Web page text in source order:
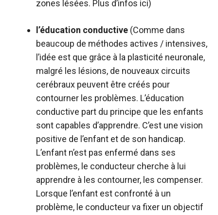
zones lésées. Plus d’infos ici)
l’éducation conductive (Comme dans
beaucoup de méthodes actives / intensives,
l’idée est que grâce à la plasticité neuronale,
malgré les lésions, de nouveaux circuits
cerébraux peuvent être créés pour
contourner les problèmes. L’éducation
conductive part du principe que les enfants
sont capables d’apprendre. C’est une vision
positive de l’enfant et de son handicap.
L’enfant n’est pas enfermé dans ses
problèmes, le conducteur cherche à lui
apprendre à les contourner, les compenser.
Lorsque l’enfant est confronté à un
problème, le conducteur va fixer un objectif